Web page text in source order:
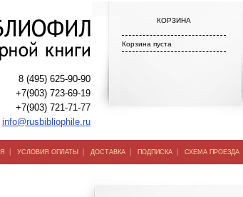
8 (495) 625-90-90
+7(903) 723-69-19
+7(903) 721-71-77
info@rusbibliophile.ru
КОРЗИНА
Корзина пуста
| УСЛОВИЯ ОПЛАТЫ | ДОСТАВКА | ПОДПИСКА | СХЕМА ПРОЕЗДА